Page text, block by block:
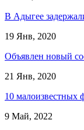
В Адыгее
19 Янв, 2020
Объявлен новый
21 Янв, 2020
10 малоизвестных
9 Май, 2022